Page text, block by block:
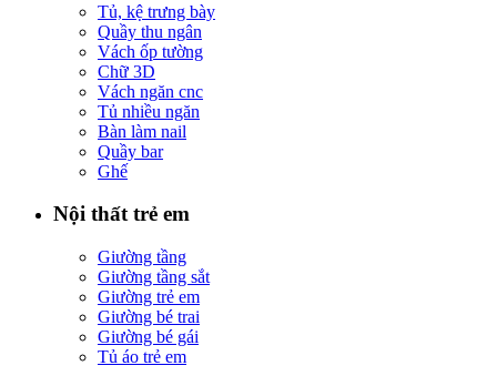
Tủ, kệ trưng bày
Quầy thu ngân
Vách ốp tường
Chữ 3D
Vách ngăn cnc
Tủ nhiều ngăn
Bàn làm nail
Quầy bar
Ghế
Nội thất trẻ em
Giường tầng
Giường tầng sắt
Giường trẻ em
Giường bé trai
Giường bé gái
Tủ áo trẻ em